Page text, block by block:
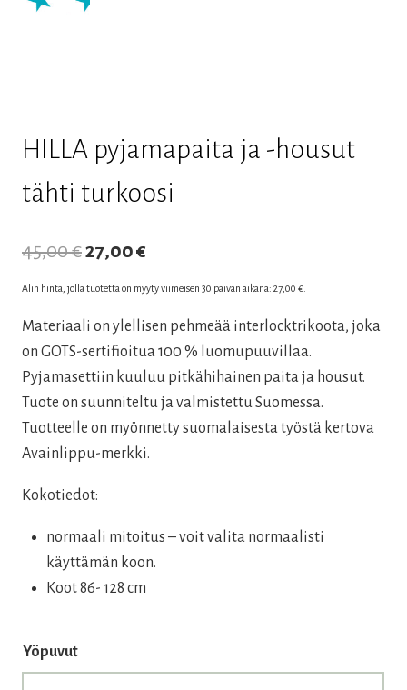
HILLA pyjamapaita ja -housut
tähti turkoosi
45,00€Alkuperäinen
hinta
oli:
45,00 €.
27,00€
hinta
27,00 €.
Alin hinta, jolla tuotetta on myyty viimeisen 30 päivän aikana: 27,00 €
Materiaali on ylellisen pehmeää interlocktrikoota, joka
on GOTS-sertifioitua 100 % luomupuuvillaa.
Pyjamasettiin kuuluu pitkähihainen paita ja housut.
Tuote on suunniteltu ja valmistettu Suomessa.
Tuotteelle on myönnetty suomalaisesta työstä kertova
Avainlippu-merkki.
Kokotiedot:
normaali mitoitus – voit valita normaalisti
käyttämän koon.
Koot 86- 128 cm
Yöpuvut